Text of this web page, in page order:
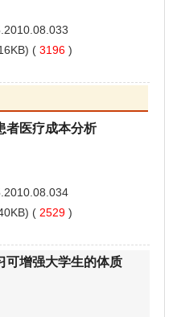
( 3196 )
者医疗成本分析
( 2529 )
可增强大学生的体质